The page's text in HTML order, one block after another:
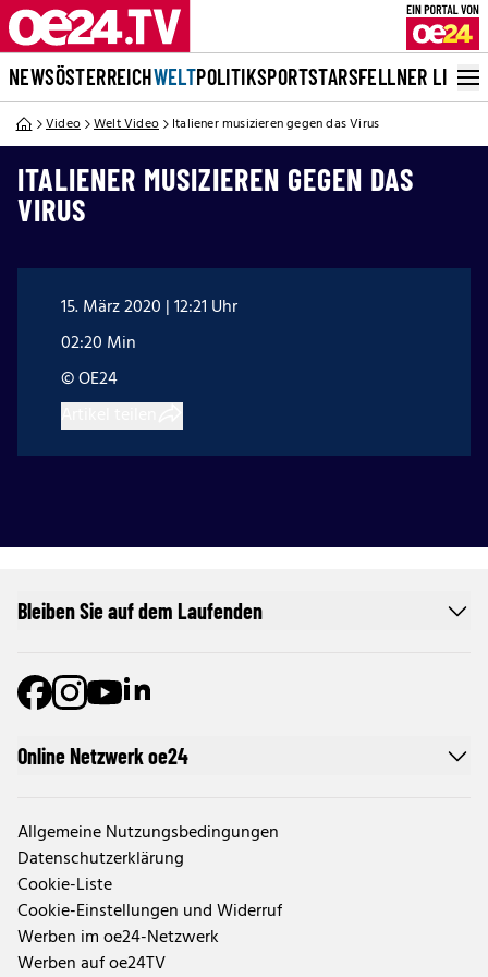
NEWSÖSTERREICHWELTPOLITIKSPORTSTARSFELLNER LIVE
Video Welt Video Italiener musizieren gegen das Virus
ITALIENER MUSIZIEREN GEGEN DAS
VIRUS
15. März 2020 | 12:21 Uhr
02:20 Min
© OE24
Online Netzwerk oe24
Allgemeine Nutzungsbedingungen
Datenschutzerklärung
Cookie-Liste
Cookie-Einstellungen und Widerruf
Werben im oe24-Netzwerk
Werben auf oe24TV
Bleiben Sie auf dem Laufenden